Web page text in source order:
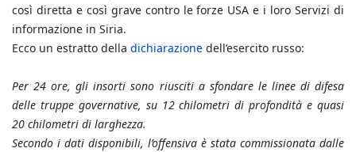
così diretta e così grave contro le forze USA e i loro Servizi di
informazione in Siria.
Ecco un estratto della dichiarazione dell’esercito russo:
Per 24 ore, gli insorti sono riusciti a sfondare le linee di difesa
delle truppe governative, su 12 chilometri di profondità e quasi
20 chilometri di larghezza.
Secondo i dati disponibili, l’offensiva è stata commissionata dalle